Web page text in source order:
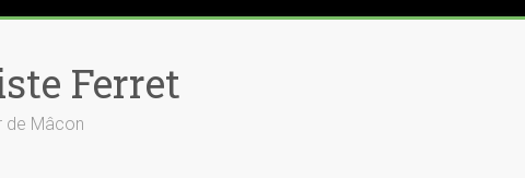
Ferret
de Mâcon